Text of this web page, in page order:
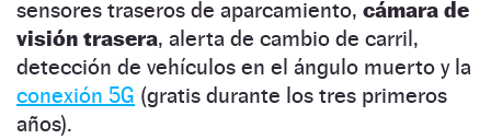
sensores traseros de aparcamiento, cámara de
visión trasera, alerta de cambio de carril,
detección de vehículos en el ángulo muerto y la
conexión 5G (gratis durante los tres primeros
años).